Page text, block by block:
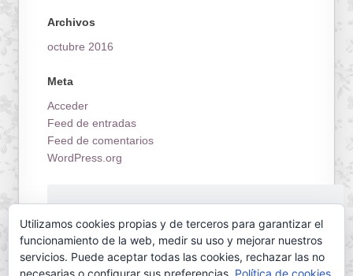
Archivos
octubre 2016
Meta
Acceder
Feed de entradas
Feed de comentarios
WordPress.org
Utilizamos cookies propias y de terceros para garantizar el
funcionamiento de la web, medir su uso y mejorar nuestros
servicios. Puede aceptar todas las cookies, rechazar las no
necesarias o configurar sus preferencias. Política de cookies